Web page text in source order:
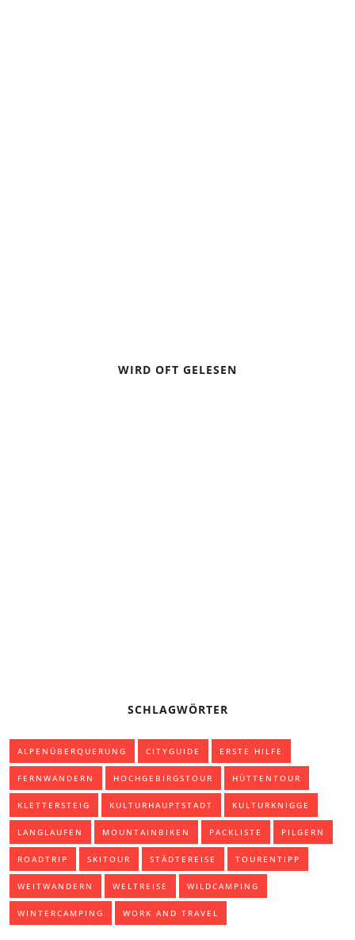
WIRD OFT GELESEN
SCHLAGWÖRTER
ALPENÜBERQUERUNG CITYGUIDE ERSTE HILFE
FERNWANDERN HOCHGEBIRGSTOUR HÜTTENTOUR
KLETTERSTEIG KULTURHAUPTSTADT KULTURKNIGGE
LANGLAUFEN MOUNTAINBIKEN PACKLISTE PILGERN
ROADTRIP SKITOUR STÄDTEREISE TOURENTIPP
WEITWANDERN WELTREISE WILDCAMPING
WINTERCAMPING WORK AND TRAVEL